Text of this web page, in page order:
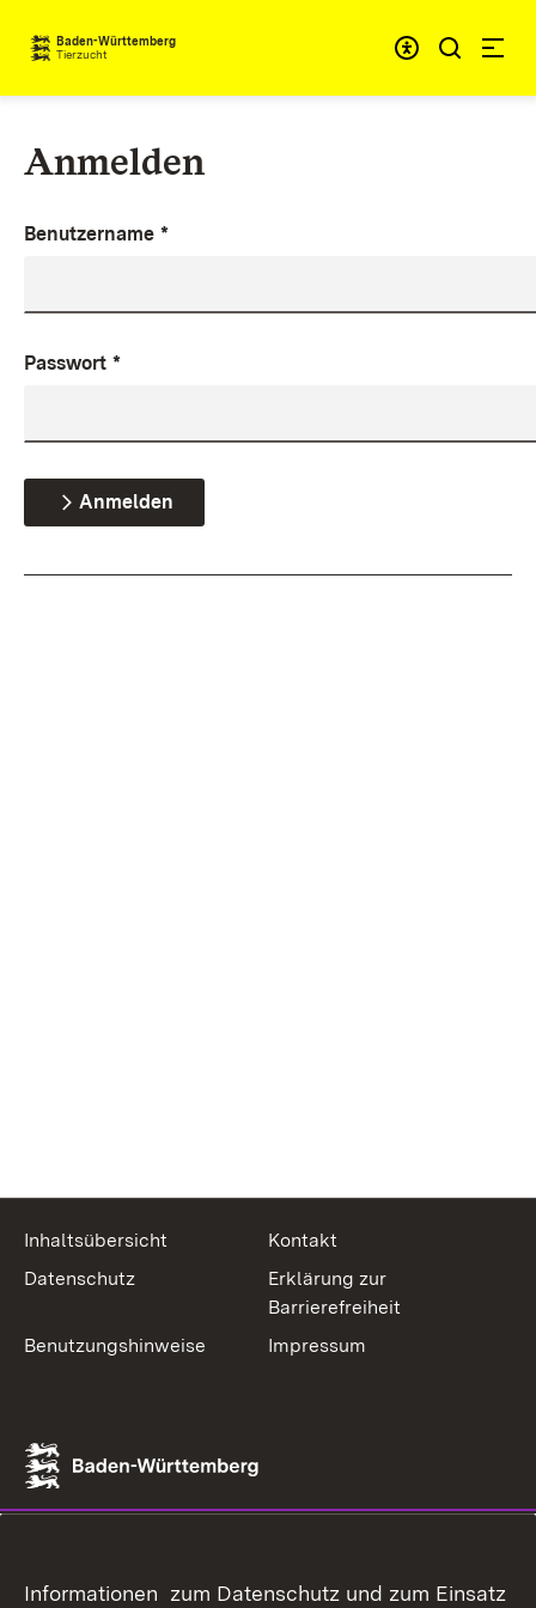
Zum Inhalt springen
Baden-Württemberg
Tierzucht
Anmelden
Benutzername *
Passwort *
Anmelden
Inhaltsübersicht
Kontakt
Datenschutz
Erklärung zur
Barrierefreiheit
Benutzungshinweise
Impressum
Informationen zum Datenschutz und zum Einsatz